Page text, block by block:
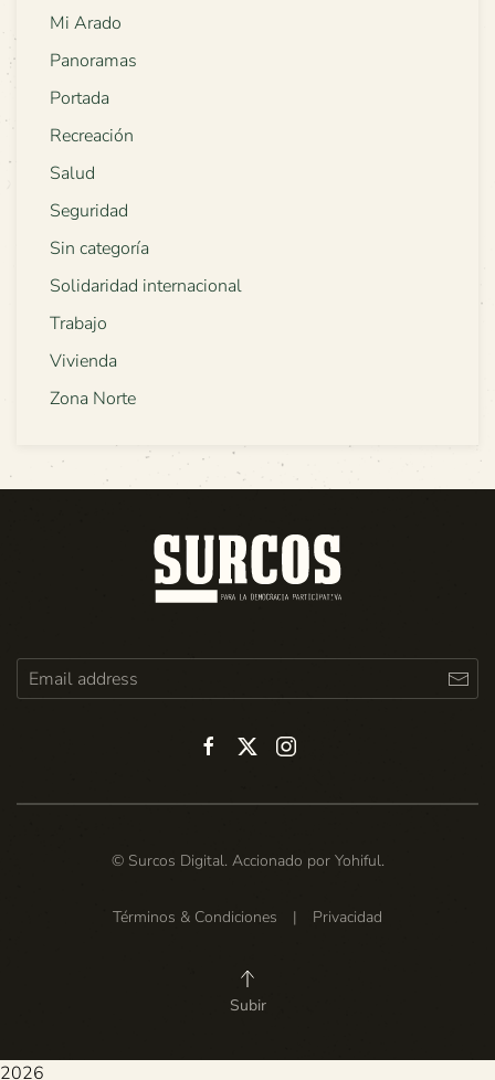
Mi Arado
Panoramas
Portada
Recreación
Salud
Seguridad
Sin categoría
Solidaridad internacional
Trabajo
Vivienda
Zona Norte
© Surcos Digital. Accionado por Yohiful.
Términos & Condiciones | Privacidad
Subir
2026